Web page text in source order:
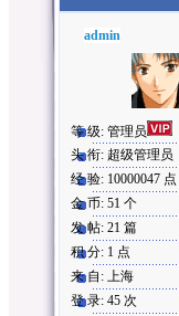
admin
等 级: 管理员
头 衔: 超级管理员
经 验: 10000047 点
金 币: 51 个
发 帖: 21 篇
积 分: 1 点
来 自: 上海
登 录: 45 次